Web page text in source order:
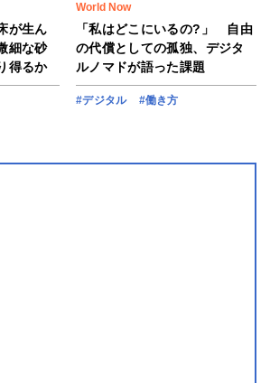
が生ん
細な砂
得るか
World Now
「私はどこにいるの?」 自由
の代償としての孤独、デジタ
ルノマドが語った課題
#デジタル #働き方